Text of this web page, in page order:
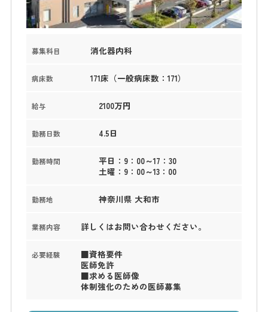
募集科目 消化器内科
病床数 171床（一般病床数：171）
給与 2100万円
勤務日数 4.5日
勤務時間
平日：9：00～17：30
土曜：9：00～13：00
勤務地 神奈川県 大和市
業務内容 詳しくはお問い合わせください。
必要経験
■資格要件
医師免許
■求める医師像
体制強化のための医師募集